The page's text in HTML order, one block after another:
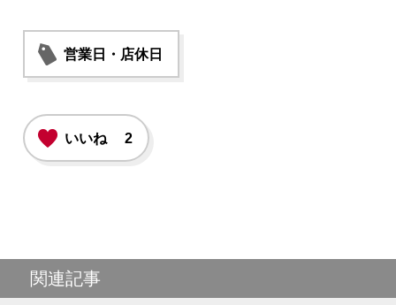
営業日・店休日
いいね 2
関連記事